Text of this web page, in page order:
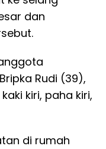
dan
Rudi (39),
kiri, paha kiri,
di rumah